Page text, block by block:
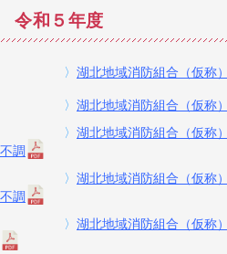
令和５年度
〉 湖北地域消防組合（仮称
〉 湖北地域消防組合（仮称
〉 湖北地域消防組合（仮称
不調
〉 湖北地域消防組合（仮称
不調
〉 湖北地域消防組合（仮称